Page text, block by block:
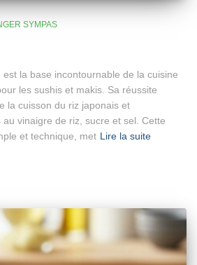
SYMPAS
la base incontournable de la cuisine
les sushis et makis. Sa réussite
la cuisson du riz japonais et
au vinaigre de riz, sucre et sel. Cette
et technique, met Lire la suite